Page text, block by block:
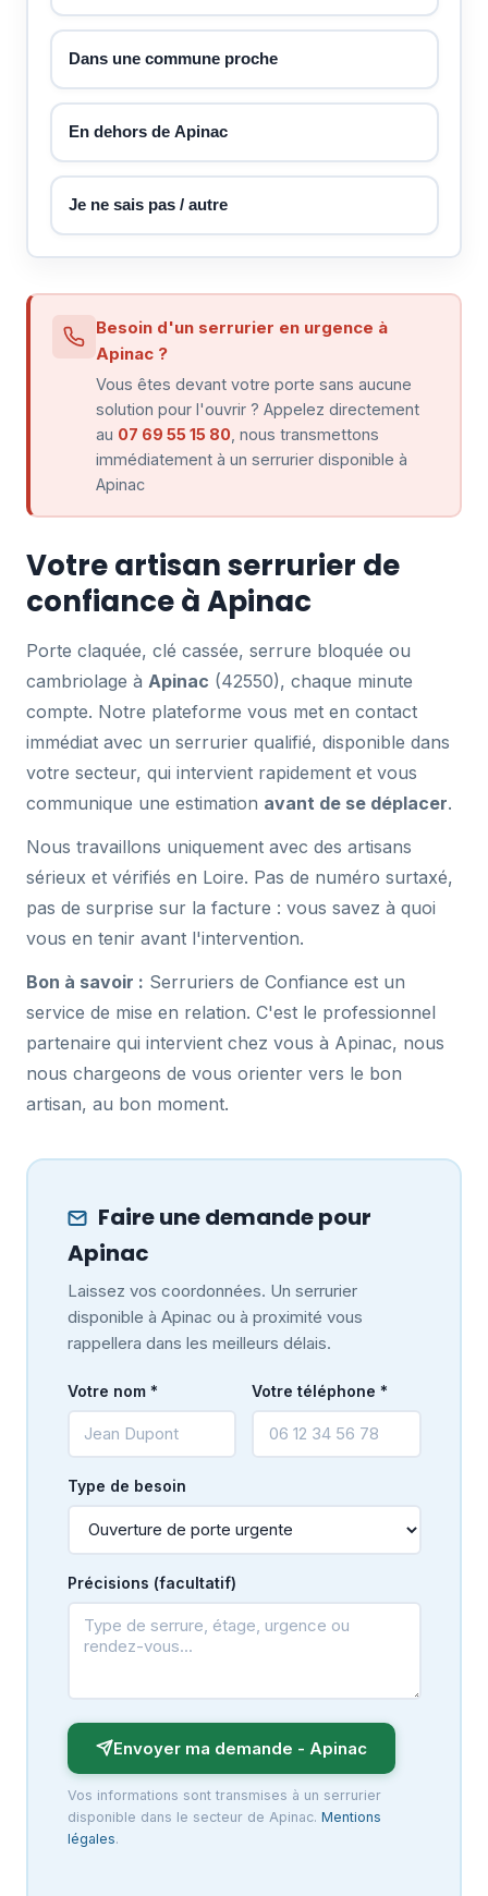
Dans une commune proche
En dehors de Apinac
Je ne sais pas / autre
Besoin d'un serrurier en urgence à
Apinac ?
Vous êtes devant votre porte sans aucune
solution pour l'ouvrir ? Appelez directement
au 07 69 55 15 80 , nous transmettons
immédiatement à un serrurier disponible à
Apinac
Votre artisan serrurier de
confiance à Apinac
Porte claquée, clé cassée, serrure bloquée ou
cambriolage à Apinac (42550), chaque minute
compte. Notre plateforme vous met en contact
immédiat avec un serrurier qualifié, disponible dans
votre secteur, qui intervient rapidement et vous
communique une estimation avant de se déplacer.
Nous travaillons uniquement avec des artisans
sérieux et vérifiés en Loire. Pas de numéro surtaxé,
pas de surprise sur la facture : vous savez à quoi
vous en tenir avant l'intervention.
Bon à savoir : Serruriers de Confiance est un
service de mise en relation. C'est le professionnel
partenaire qui intervient chez vous à Apinac, nous
nous chargeons de vous orienter vers le bon
artisan, au bon moment.
Faire une demande pour
Apinac
Laissez vos coordonnées. Un serrurier
disponible à Apinac ou à proximité vous
rappellera dans les meilleurs délais.
Votre nom * Votre téléphone *
Type de besoin
Précisions (facultatif)
Envoyer ma demande - Apinac
Vos informations sont transmises à un serrurier
disponible dans le secteur de Apinac. Mentions
légales.